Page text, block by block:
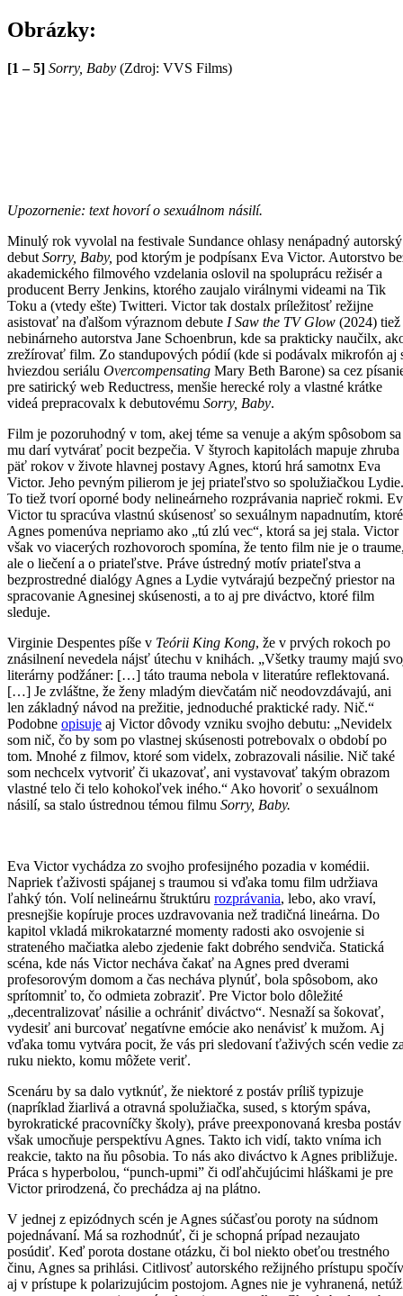
Obrázky:
[1 – 5] Sorry, Baby (Zdroj: VVS Films)
Upozornenie: text hovorí o sexuálnom násilí.
Minulý rok vyvolal na festivale Sundance ohlasy nenápadný autorský
debut Sorry, Baby, pod ktorým je podpísanx Eva Victor. Autorstvo
akademického filmového vzdelania oslovil na spoluprácu režisér a
producent Berry Jenkins, ktorého zaujalo virálnymi videami na Tik
Toku a (vtedy ešte) Twitteri. Victor tak dostalx príležitosť režijne
asistovať na ďalšom výraznom debute I Saw the TV Glow (2024) tiež
nebinárneho autorstva Jane Schoenbrun, kde sa prakticky naučilx,
zrežírovať film. Zo standupových pódií (kde si podávalx mikrofón aj
hviezdou seriálu Overcompensating Mary Beth Barone) sa cez
pre satirický web Reductress, menšie herecké roly a vlastné krátke
videá prepracovalx k debutovému Sorry, Baby.
Film je pozoruhodný v tom, akej téme sa venuje a akým spôsobom sa
mu darí vytvárať pocit bezpečia. V štyroch kapitolách mapuje zhruba
päť rokov v živote hlavnej postavy Agnes, ktorú hrá samotnx Eva
Victor. Jeho pevným pilierom je jej priateľstvo so spolužiačkou Lydie.
To tiež tvorí oporné body nelineárneho rozprávania naprieč rokmi.
Victor tu spracúva vlastnú skúsenosť so sexuálnym napadnutím, ktoré
Agnes pomenúva nepriamo ako „tú zlú vec“, ktorá sa jej stala. Victor
však vo viacerých rozhovoroch spomína, že tento film nie je o
ale o liečení a o priateľstve. Práve ústredný motív priateľstva a
bezprostredné dialógy Agnes a Lydie vytvárajú bezpečný priestor na
spracovanie Agnesinej skúsenosti, a to aj pre diváctvo, ktoré film
sleduje.
Virginie Despentes píše v Teórii King Kong, že v prvých rokoch po
znásilnení nevedela nájsť útechu v knihách. „Všetky traumy majú
literárny podžáner: […] táto trauma nebola v literatúre reflektovaná.
[…] Je zvláštne, že ženy mladým dievčatám nič neodovzdávajú, ani
len základný návod na prežitie, jednoduché praktické rady. Nič.“
Podobne opisuje aj Victor dôvody vzniku svojho debutu: „Nevidelx
som nič, čo by som po vlastnej skúsenosti potrebovalx o období po
tom. Mnohé z filmov, ktoré som videlx, zobrazovali násilie. Nič také
som nechcelx vytvoriť či ukazovať, ani vystavovať takým obrazom
vlastné telo či telo kohokoľvek iného.“ Ako hovoriť o sexuálnom
násilí, sa stalo ústrednou témou filmu Sorry, Baby.
Eva Victor vychádza zo svojho profesijného pozadia v komédii.
Napriek ťaživosti spájanej s traumou si vďaka tomu film udržiava
ľahký tón. Volí nelineárnu štruktúru rozprávania, lebo, ako vraví,
presnejšie kopíruje proces uzdravovania než tradičná lineárna. Do
kapitol vkladá mikrokatarzné momenty radosti ako osvojenie si
strateného mačiatka alebo zjedenie fakt dobrého sendviča. Statická
scéna, kde nás Victor necháva čakať na Agnes pred dverami
profesorovým domom a čas necháva plynúť, bola spôsobom, ako
sprítomniť to, čo odmieta zobraziť. Pre Victor bolo dôležité
„decentralizovať násilie a ochrániť diváctvo“. Nesnaží sa šokovať,
vydesiť ani burcovať negatívne emócie ako nenávisť k mužom. Aj
vďaka tomu vytvára pocit, že vás pri sledovaní ťaživých scén vedie
ruku niekto, komu môžete veriť.
Scenáru by sa dalo vytknúť, že niektoré z postáv príliš typizuje
(napríklad žiarlivá a otravná spolužiačka, sused, s ktorým spáva,
byrokratické pracovníčky školy), práve preexponovaná kresba postáv
však umocňuje perspektívu Agnes. Takto ich vidí, takto vníma ich
reakcie, takto na ňu pôsobia. To nás ako diváctvo k Agnes približuje.
Práca s hyperbolou, “punch-upmi” či odľahčujúcimi hláškami je pre
Victor prirodzená, čo prechádza aj na plátno.
V jednej z epizódnych scén je Agnes súčasťou poroty na súdnom
pojednávaní. Má sa rozhodnúť, či je schopná prípad nezaujato
posúdiť. Keď porota dostane otázku, či bol niekto obeťou trestného
činu, Agnes sa prihlási. Citlivosť autorského režijného prístupu
aj v prístupe k polarizujúcim postojom. Agnes nie je vyhranená,